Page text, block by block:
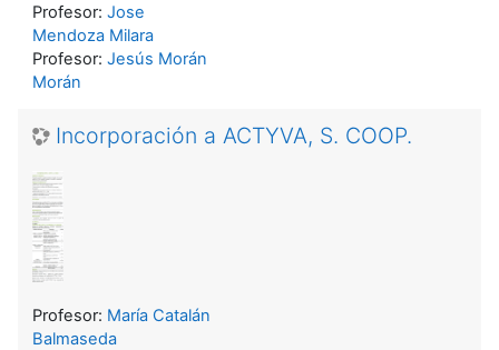
Profesor: Jose
Mendoza Milara
Profesor: Jesús Morán
Morán
Incorporación a ACTYVA, S. COOP.
Profesor: María Catalán
Balmaseda